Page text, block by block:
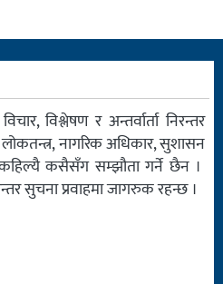
विश्लेषण र अन्तर्वार्ता निरन्तर
लोकतन्त्र, नागरिक अधिकार, सुशासन
कहिल्यै कसैसँग सम्झौता गर्ने छैन ।
सुचना प्रवाहमा जागरुक रहन्छ ।